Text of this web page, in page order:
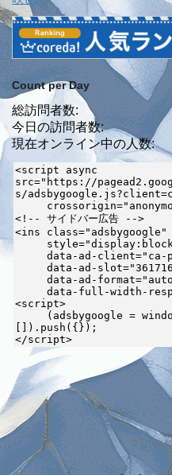
Count per Day
総訪問者数:
今日の訪問者数:
現在オンライン中の人数:
<script async
src="https://
s/
<!-- サイドバー広告 -->
<ins class="adsbygoogle"
<script>
[]).push({});
</script>
プライバ